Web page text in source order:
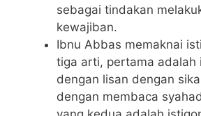
sebagai tindakan
kewajiban.
Ibnu Abbas memaknai
tiga arti, pertama adalah
dengan lisan dengan
dengan membaca